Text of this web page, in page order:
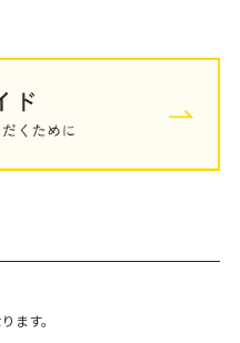
ます。